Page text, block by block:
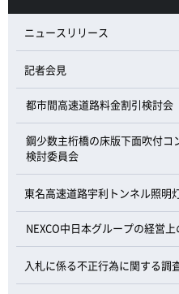
ニュースリリース
記者会見
都市間高速道路料金割引検討会
鋼少数主桁橋の床版下面吹付
検討委員会
東名高速道路宇利トンネル照明
NEXCO中日本グループの経営
入札に係る不正行為に関する調